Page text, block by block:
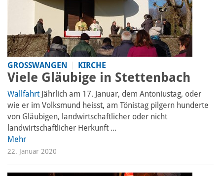
GROSSWANGEN KIRCHE
Viele Gläubige in Stettenbach
Wallfahrt Jährlich am 17. Januar, dem Antoniustag, oder
wie er im Volksmund heisst, am Tönistag pilgern hunderte
von Gläubigen, landwirtschaftlicher oder nicht
landwirtschaftlicher Herkunft ...
Mehr
22. Januar 2020